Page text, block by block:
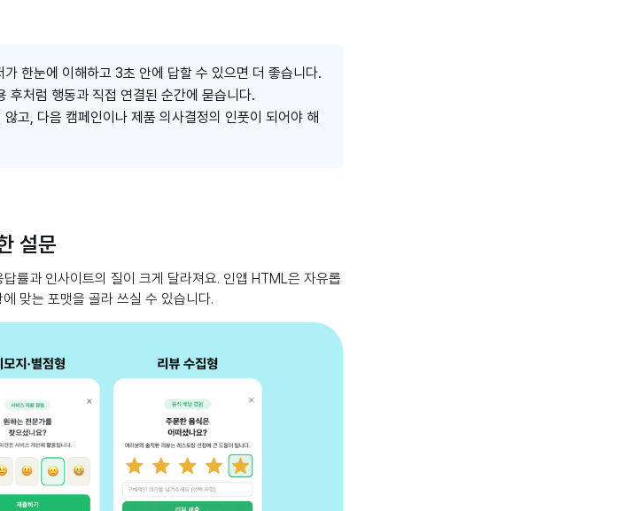
한눈에 이해하고 3초 안에 답할 수 있으면 더 좋습니다.
후처럼 행동과 직접 연결된 순간에 묻습니다.
고, 다음 캠페인이나 제품 의사결정의 인풋이 되어야 해
설문
률과 인사이트의 질이 크게 달라져요. 인앱 HTML은 자유롭
맞는 포맷을 골라 쓰실 수 있습니다.